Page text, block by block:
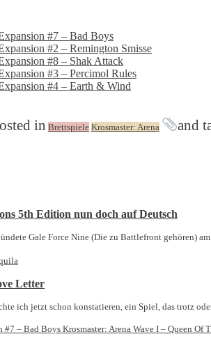
#7 – Bad Boys
#2 – Remington Smisse
#8 – Shak Attack
#3 – Percimol Rules
#4 – Earth & Wind
in Brettspiele Krosmaster: Arena and
5th Edition nun doch auf Deutsch
Gale Force Nine (Die zu Battlefront gehören)
Letter
ich jetzt schon konstatieren, ein Spiel, das trotz
#7 – Bad Boys Krosmaster: Arena Wave I – Queen Of